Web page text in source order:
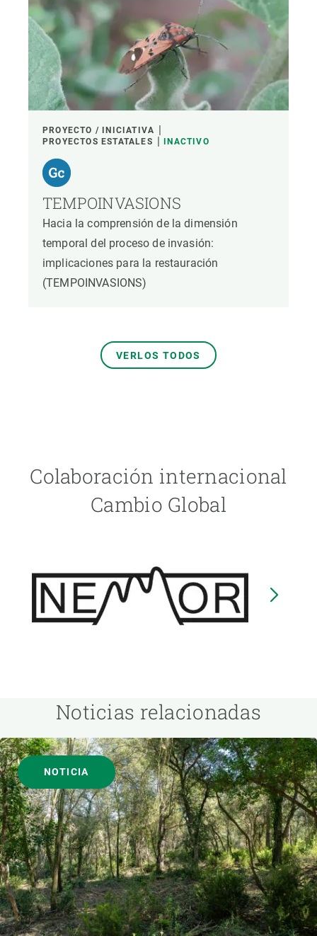
PROYECTO / INICIATIVA
PROYECTOS ESTATALES
INACTIVO
TEMPOINVASIONS
Hacia la comprensión de la dimensión
temporal del proceso de invasión:
implicaciones para la restauración
(TEMPOINVASIONS)
VERLOS TODOS
Colaboración internacional
Cambio Global
Noticias relacionadas
NOTICIA